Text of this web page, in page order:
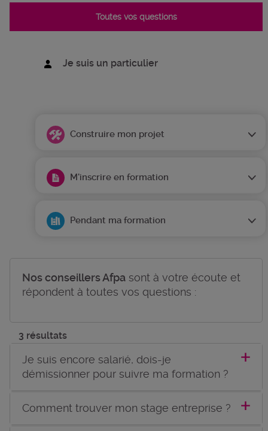
Toutes vos questions
Je suis un particulier
Construire mon projet
M'inscrire en formation
Pendant ma formation
Nos conseillers Afpasont à votre écoute et
répondent à toutes vos questions :
3 résultats
Je suis encore salarié, dois-je
démissionner pour suivre ma formation ?
Comment trouver mon stage entreprise ?